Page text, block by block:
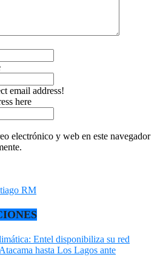
email address!
here
electrónico y web en este navegador